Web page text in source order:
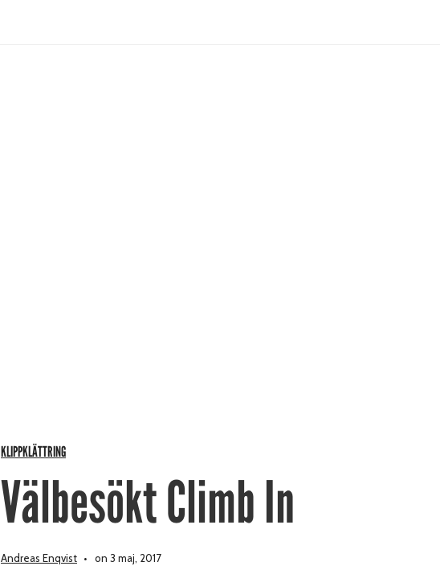
KLIPPKLÄTTRING
Välbesökt Climb In
Andreas Enqvist on 3 maj, 2017